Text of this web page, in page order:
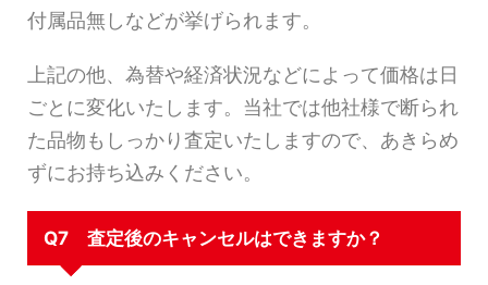
付属品無しなどが挙げられます。
上記の他、為替や経済状況などによって価格は日
ごとに変化いたします。当社では他社様で断られ
た品物もしっかり査定いたしますので、あきらめ
ずにお持ち込みください。
Q7 査定後のキャンセルはできますか？